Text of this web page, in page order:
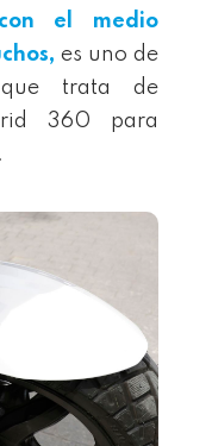
el medio
es uno de
que trata de
360 para